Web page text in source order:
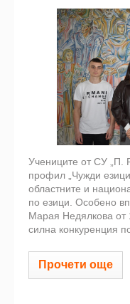
Учениците от СУ „П.
профил „Чужди
областните и
по езици. Особено
Марая Недялкова от
силна конкуренция
Прочети още